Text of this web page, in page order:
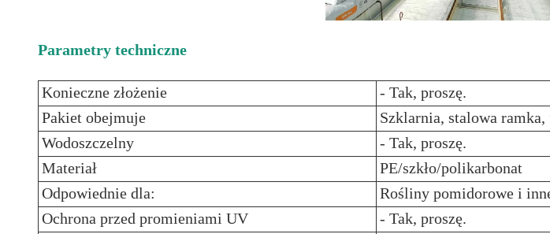
Parametry techniczne
Konieczne złożenie
- Tak, proszę.
Pakiet obejmuje
Szklarnia, stalowa
Wodoszczelny
- Tak, proszę.
Materiał
PE/szkło/polikarbonat
Odpowiednie dla:
Rośliny pomidorowe i
Ochrona przed promieniami UV
- Tak, proszę.